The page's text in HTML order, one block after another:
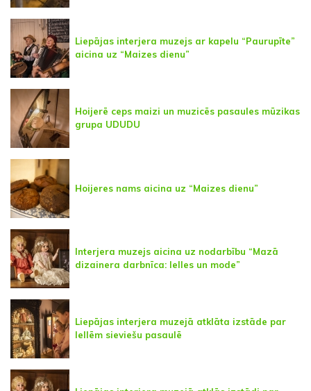
Liepājas interjera muzejs ar kapelu “Paurupīte”
aicina uz “Maizes dienu”
Hoijerē ceps maizi un muzicēs pasaules mūzikas
grupa UDUDU
Hoijeres nams aicina uz “Maizes dienu”
Interjera muzejs aicina uz nodarbību “Mazā
dizainera darbnīca: lelles un mode”
Liepājas interjera muzejā atklāta izstāde par
lellēm sieviešu pasaulē